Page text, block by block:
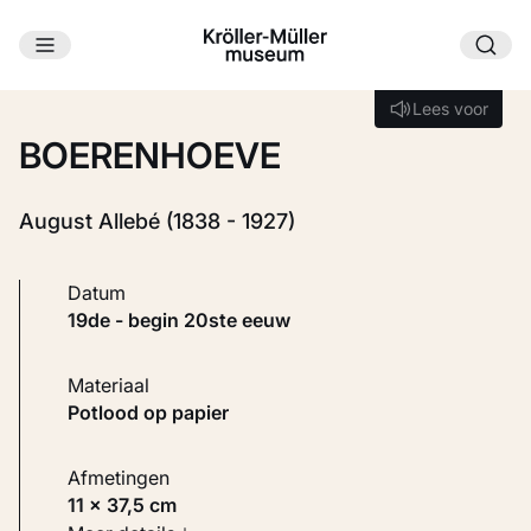
Ga naar hoofdinhoud
Lees voor
Lees voor
BOERENHOEVE
August Allebé (1838 - 1927)
Datum
19de - begin 20ste eeuw
Materiaal
Potlood op papier
Afmetingen
11 × 37,5 cm